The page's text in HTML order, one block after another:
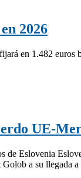
2026
en 1.482
UE-
Eslovenia
a su llegada a